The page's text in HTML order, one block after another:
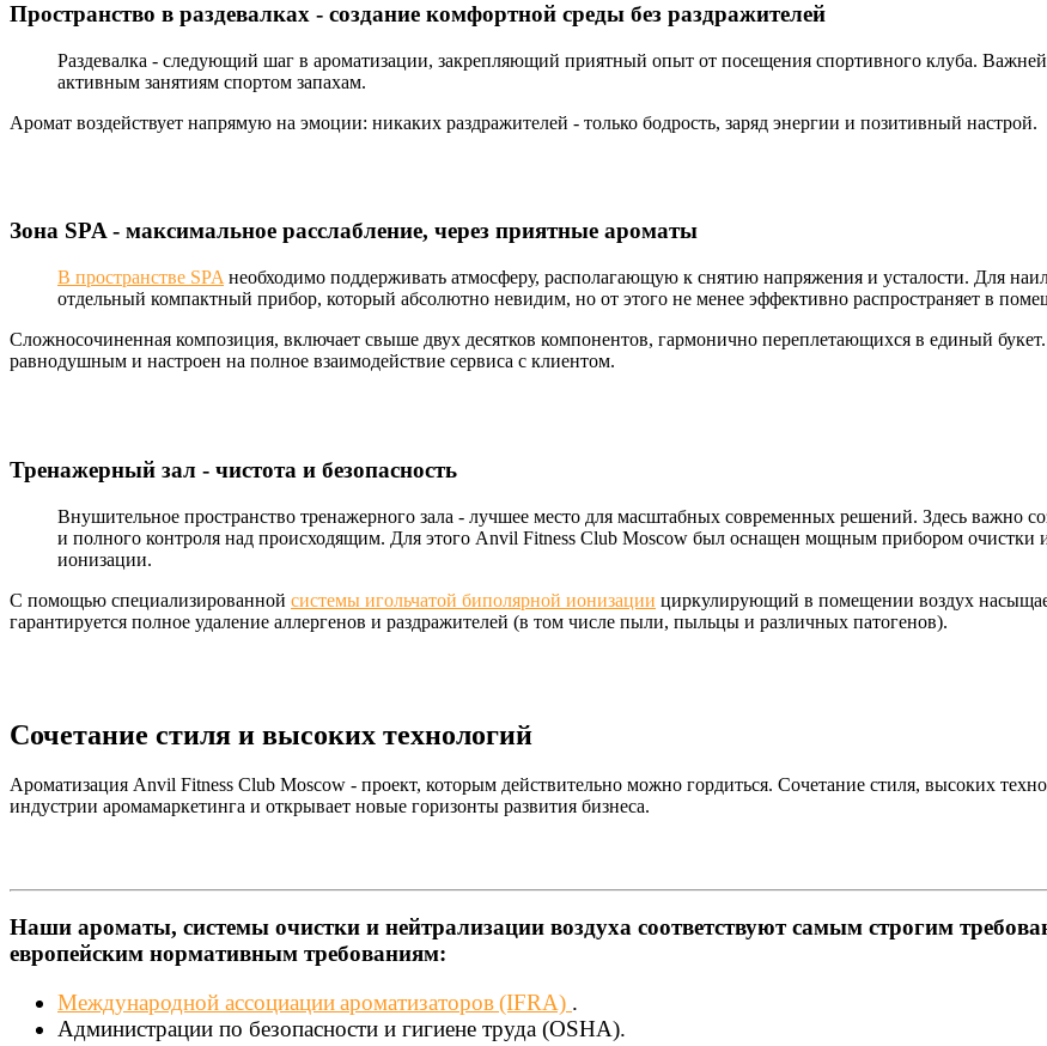
Пространство в раздевалках - создание комфортной среды без раздражителей
Раздевалка - следующий шаг в ароматизации, закрепляющий приятный опыт от посещения спортивного клуба.
активным занятиям спортом запахам.
Аромат воздействует напрямую на эмоции: никаких раздражителей - только бодрость, заряд энергии и позитивный настрой.
Зона SPA - максимальное расслабление, через приятные ароматы
В пространстве SPA необходимо поддерживать атмосферу, располагающую к снятию напряжения и усталости. Для
отдельный компактный прибор, который абсолютно невидим, но от этого не менее эффективно распространяет в
Сложносочиненная композиция, включает свыше двух десятков компонентов, гармонично переплетающихся в единый
равнодушным и настроен на полное взаимодействие сервиса с клиентом.
Тренажерный зал - чистота и безопасность
Внушительное пространство тренажерного зала - лучшее место для масштабных современных решений. Здесь важно
и полного контроля над происходящим. Для этого Anvil Fitness Club Moscow был оснащен мощным прибором очистки
ионизации.
С помощью специализированной системы игольчатой биполярной ионизации циркулирующий в помещении воздух
гарантируется полное удаление аллергенов и раздражителей (в том числе пыли, пыльцы и различных патогенов).
Сочетание стиля и высоких технологий
Ароматизация Anvil Fitness Club Moscow - проект, которым действительно можно гордиться. Сочетание стиля, высоких
индустрии аромамаркетинга и открывает новые горизонты развития бизнеса.
Наши ароматы, системы очистки и нейтрализации воздуха соответствуют самым строгим
европейским нормативным требованиям:
Международной ассоциации ароматизаторов (IFRA) .
Администрации по безопасности и гигиене труда (OSHA).